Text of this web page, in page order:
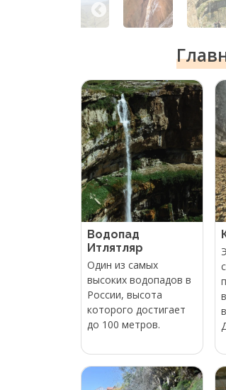
Водопад
Итлятляр
Один из самых
высоких водопадов в
России, высота
которого достигает
до 100 метров.